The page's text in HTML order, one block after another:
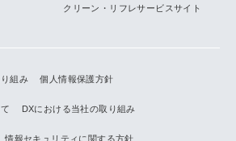
クリーン・リフレサービスサイト
組み 個人情報保護方針
DXにおける当社の取り組み
情報セキュリティに関する方針